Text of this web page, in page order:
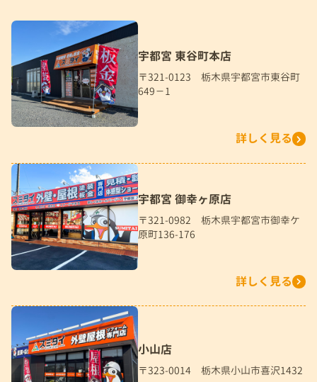
宇都宮 東谷町本店
〒321-0123 栃木県宇都宮市東谷町
649－1
詳しく見る
宇都宮 御幸ヶ原店
〒321-0982 栃木県宇都宮市御幸ケ
原町136-176
詳しく見る
小山店
〒323-0014 栃木県小山市喜沢1432